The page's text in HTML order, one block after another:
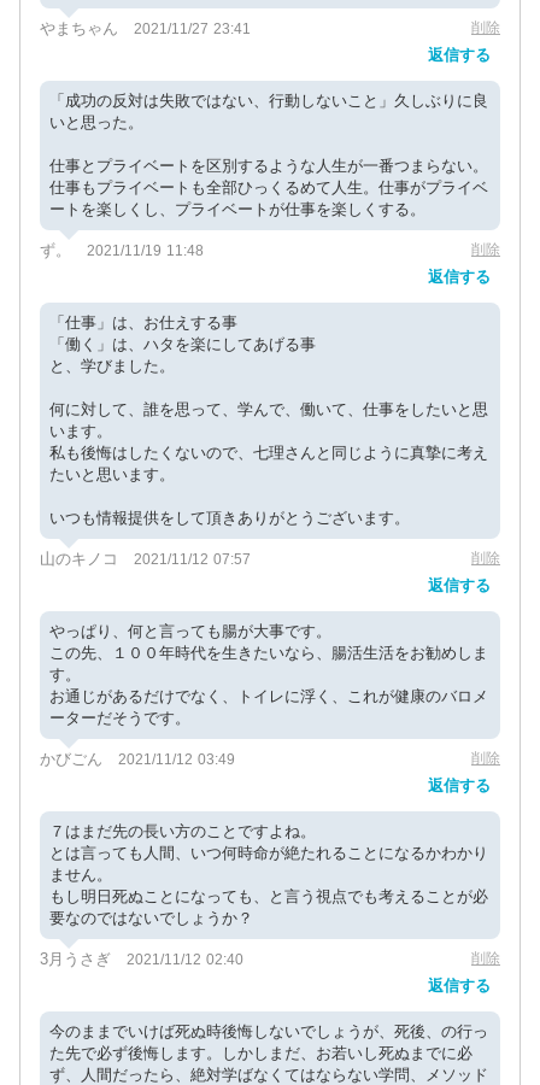
やまちゃん 2021/11/27 23:41 削除
返信する
「成功の反対は失敗ではない、行動しないこと」久しぶりに良
いと思った。
仕事とプライベートを区別するような人生が一番つまらない。
仕事もプライベートも全部ひっくるめて人生。仕事がプライベ
ートを楽しくし、プライベートが仕事を楽しくする。
ず。 2021/11/19 11:48 削除
返信する
「仕事」は、お仕えする事
「働く」は、ハタを楽にしてあげる事
と、学びました。
何に対して、誰を思って、学んで、働いて、仕事をしたいと思
います。
私も後悔はしたくないので、七理さんと同じように真摯に考え
たいと思います。
いつも情報提供をして頂きありがとうございます。
山のキノコ 2021/11/12 07:57 削除
返信する
やっぱり、何と言っても腸が大事です。
この先、１００年時代を生きたいなら、腸活生活をお勧めしま
す。
お通じがあるだけでなく、トイレに浮く、これが健康のバロメ
ーターだそうです。
かびごん 2021/11/12 03:49 削除
返信する
７はまだ先の長い方のことですよね。
とは言っても人間、いつ何時命が絶たれることになるかわかり
ません。
もし明日死ぬことになっても、と言う視点でも考えることが必
要なのではないでしょうか？
3月うさぎ 2021/11/12 02:40 削除
返信する
今のままでいけば死ぬ時後悔しないでしょうが、死後、の行っ
た先で必ず後悔します。しかしまだ、お若いし死ぬまでに必
ず、人間だったら、絶対学ばなくてはならない学問、メソッド